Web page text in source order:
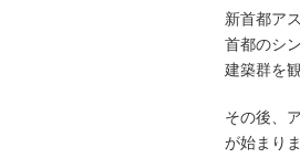
新首都ア
首都のシ
建築群を観
その後、
が始まりま